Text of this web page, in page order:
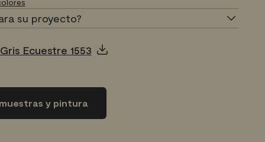
su proyecto?
Ecuestre 1553
y pintura